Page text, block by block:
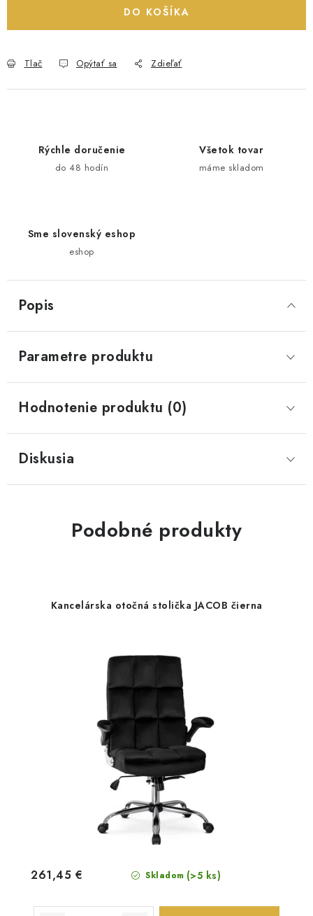
DO KOŠÍKA
Tlač Opýtať sa Zdieľať
Rýchle doručenie
do 48 hodín
Všetok tovar
máme skladom
Sme slovenský eshop
eshop
Popis
Parametre produktu
Hodnotenie produktu (0)
Diskusia
Podobné produkty
Kancelárska otočná stolička JACOB čierna
Skladom (>5 ks)
261,45 €